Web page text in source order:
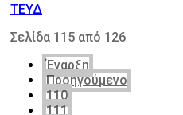
ΤΕΥΔ
Σελίδα 115 από 126
Έναρξη
Προηγούμενο
110
111